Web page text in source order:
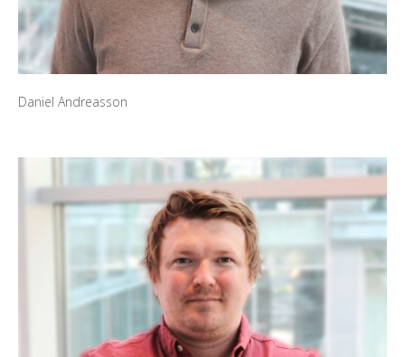
Daniel Andreasson